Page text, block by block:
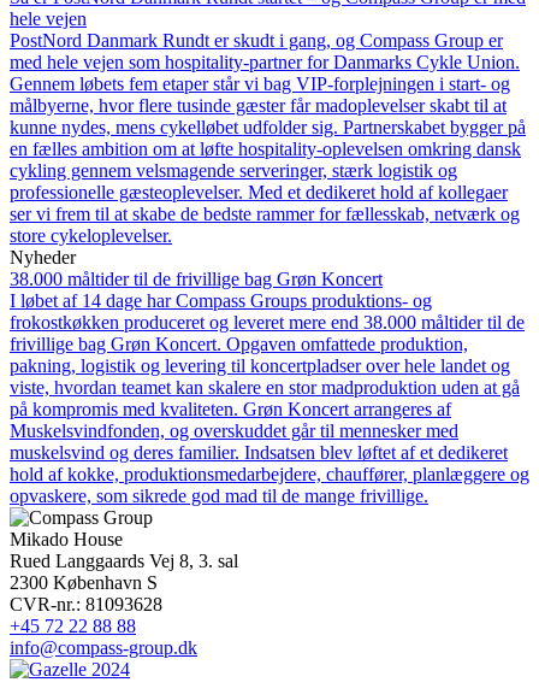
hele vejen
PostNord Danmark Rundt er skudt i gang, og Compass Group er
med hele vejen som hospitality-partner for Danmarks Cykle Union.
Gennem løbets fem etaper står vi bag VIP-forplejningen i start- og
målbyerne, hvor flere tusinde gæster får madoplevelser skabt til at
kunne nydes, mens cykelløbet udfolder sig. Partnerskabet bygger på
en fælles ambition om at løfte hospitality-oplevelsen omkring dansk
cykling gennem velsmagende serveringer, stærk logistik og
professionelle gæsteoplevelser. Med et dedikeret hold af kollegaer
ser vi frem til at skabe de bedste rammer for fællesskab, netværk og
store cykeloplevelser.
Nyheder
38.000 måltider til de frivillige bag Grøn Koncert
I løbet af 14 dage har Compass Groups produktions- og
frokostkøkken produceret og leveret mere end 38.000 måltider til de
frivillige bag Grøn Koncert. Opgaven omfattede produktion,
pakning, logistik og levering til koncertpladser over hele landet og
viste, hvordan teamet kan skalere en stor madproduktion uden at gå
på kompromis med kvaliteten. Grøn Koncert arrangeres af
Muskelsvindfonden, og overskuddet går til mennesker med
muskelsvind og deres familier. Indsatsen blev løftet af et dedikeret
hold af kokke, produktionsmedarbejdere, chauffører, planlæggere og
opvaskere, som sikrede god mad til de mange frivillige.
Mikado House
Rued Langgaards Vej 8, 3. sal
2300 København S
CVR-nr.: 81093628
+45 72 22 88 88
info@compass-group.dk